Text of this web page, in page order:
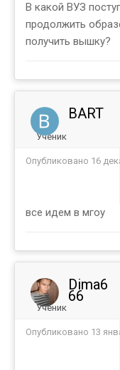
В какой ВУЗ
продолжить
получить вышку?
BART
Ученик
Опубликовано 16
все идем в мгоу
Dima6
66
Ученик
Опубликовано 13